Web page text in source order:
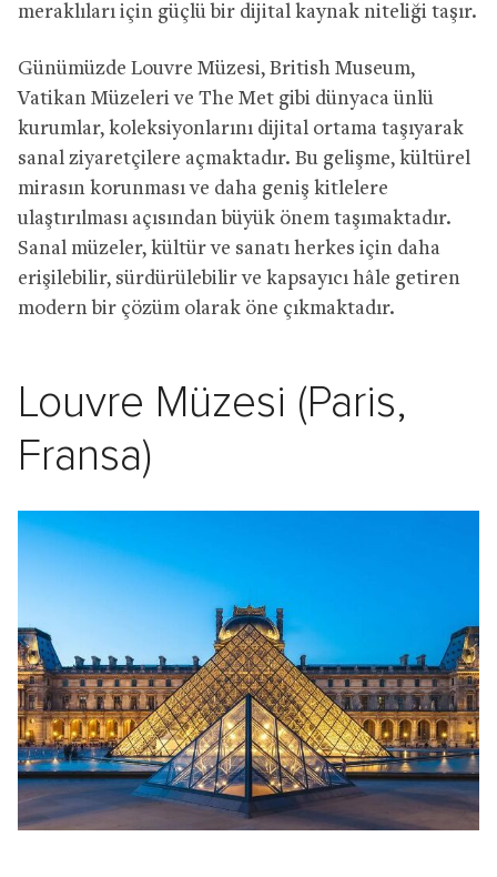
meraklıları için güçlü bir dijital kaynak niteliği taşır.
Günümüzde Louvre Müzesi, British Museum,
Vatikan Müzeleri ve The Met gibi dünyaca ünlü
kurumlar, koleksiyonlarını dijital ortama taşıyarak
sanal ziyaretçilere açmaktadır. Bu gelişme, kültürel
mirasın korunması ve daha geniş kitlelere
ulaştırılması açısından büyük önem taşımaktadır.
Sanal müzeler, kültür ve sanatı herkes için daha
erişilebilir, sürdürülebilir ve kapsayıcı hâle getiren
modern bir çözüm olarak öne çıkmaktadır.
Louvre Müzesi (Paris,
Fransa)